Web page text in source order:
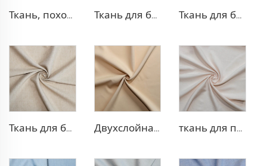
Ткань, похожая на деним, из полиэстера и вискозы Ткань для брюк TR с четырехсторонней растяжкой Ткань для блейзера TR с эффектом стрейч
Ткань для блейзера TR, похожая на лен Двухслойная ткань для платья TR ткань для платья 100% лиоцелл, похожая на лен